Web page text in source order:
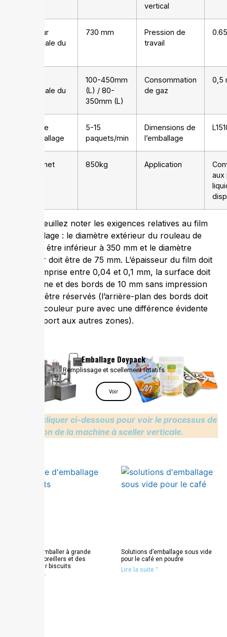
vertical
Largeur
maximale du
730 mm
Pression de
travail
maximale du
100-450mm
(L) / 80-
350mm (L)
Consommation
de gaz
0,5
Vitesse
d’emballage
5-15
paquets/min
Dimensions de
l’emballage
Poids net
850kg Application
aux
: Veuillez noter les exigences relatives au film
d’emballage : le diamètre extérieur du rouleau de
film doit être inférieur à 350 mm et le diamètre
intérieur doit être de 75 mm. L’épaisseur du film doit
être comprise entre 0,04 et 0,1 mm, la surface doit
être plane et des bords de 10 mm sans impression
doivent être réservés (l’arrière-plan des bords doit
être de couleur pure avec une différence évidente
par rapport aux autres zones).
Emballage Doypack
Remplissage et scellement rotatifs
Voir
Veuillez cliquer ci-dessous pour voir le processus de
production de la machine à sceller verticale.
Machine à emballer à grande
vitesse des oreillers et des
soufflets pour biscuits
Lire la suite "
Solutions d’emballage sous vide
pour le café en poudre
Lire la suite "